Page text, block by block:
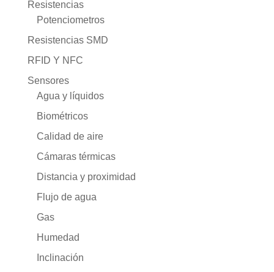
Resistencias
Potenciometros
Resistencias SMD
RFID Y NFC
Sensores
Agua y líquidos
Biométricos
Calidad de aire
Cámaras térmicas
Distancia y proximidad
Flujo de agua
Gas
Humedad
Inclinación